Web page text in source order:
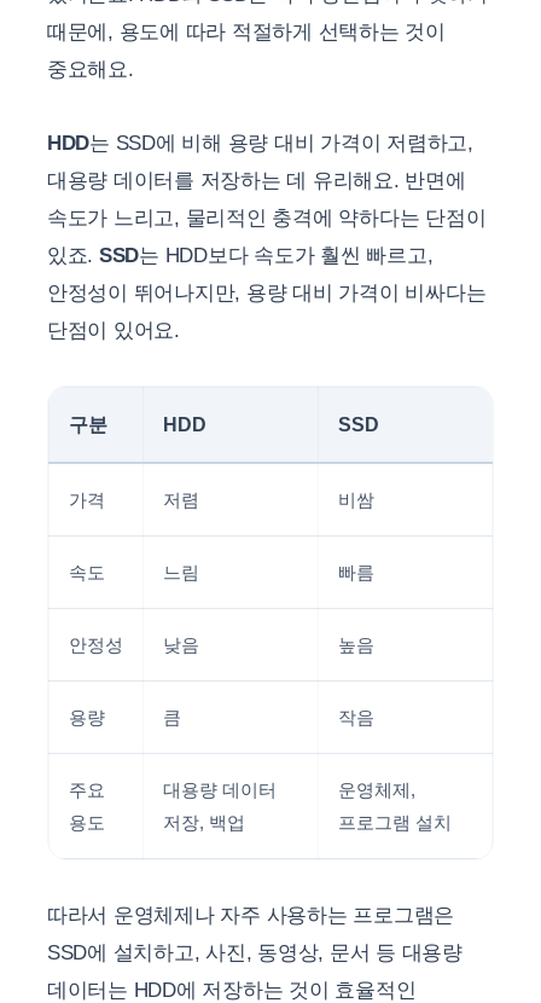
때문에, 용도에 따라 적절하게 선택하는 것이
중요해요.
HDD는 SSD에 비해 용량 대비 가격이 저렴하고,
대용량 데이터를 저장하는 데 유리해요. 반면에
속도가 느리고, 물리적인 충격에 약하다는 단점이
있죠. SSD는 HDD보다 속도가 훨씬 빠르고,
안정성이 뛰어나지만, 용량 대비 가격이 비싸다는
단점이 있어요.
구분 HDD SSD
가격 저렴 비쌈
속도 느림 빠름
안정성 낮음 높음
용량 큼 작음
주요
용도
대용량 데이터
저장, 백업
운영체제,
프로그램 설치
따라서 운영체제나 자주 사용하는 프로그램은
SSD에 설치하고, 사진, 동영상, 문서 등 대용량
데이터는 HDD에 저장하는 것이 효율적인